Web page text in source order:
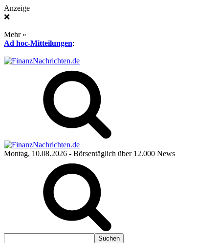
Anzeige
❌
Mehr »
Ad hoc-Mitteilungen:
Montag, 10.08.2026 - Börsentäglich über 12.000 News